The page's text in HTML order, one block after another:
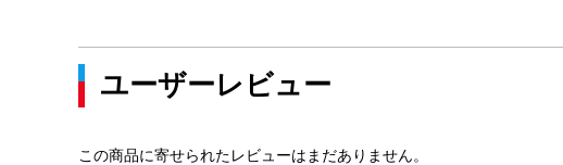
ユーザーレビュー
この商品に寄せられたレビューはまだありません。